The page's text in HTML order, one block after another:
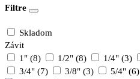
Filtre
Skladom
Závit
1" (8)
1/2" (8) 1/4" (3)
3/4" (7)
3/8" (3) 5/4" (6)